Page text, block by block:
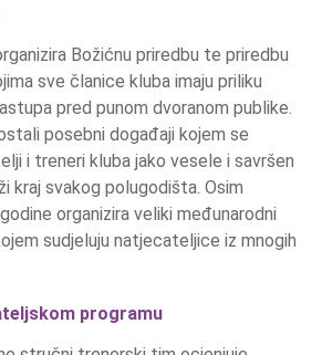
Božićnu priredbu te priredbu
sve članice kluba imaju priliku
pred punom dvoranom publike.
posebni događaji kojem se
i treneri kluba jako vesele i savršen
kraj svakog polugodišta. Osim
organizira veliki međunarodni
sudjeluju natjecateljice iz mnogih
programu